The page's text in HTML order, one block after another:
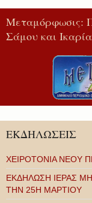
Μεταμόρφωσις:
Σάμου και
ΕΚΔΗΛΩΣΕΙΣ
ΧΕΙΡΟΤΟΝΙΑ ΝΕΟΥ
ΕΚΔΗΛΩΣΗ ΙΕΡΑΣ
ΤΗΝ 25Η ΜΑΡΤΙΟΥ